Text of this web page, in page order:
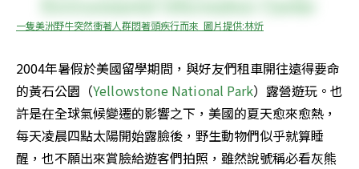
一隻美洲野牛突然衝著人群悶著頭疾行而來  圖片提供:林炘
2004年暑假於美國留學期間，與好友們租車開往遠得要命
的黃石公園（Yellowstone National Park）露營遊玩。也
許是在全球氣候變遷的影響之下，美國的夏天愈來愈熱，
每天凌晨四點太陽開始露臉後，野生動物們似乎就算睡
醒，也不願出來賞臉給遊客們拍照，雖然說號稱必看灰熊